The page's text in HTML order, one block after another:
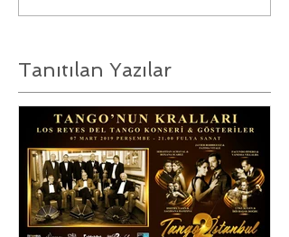
Tanıtılan Yazılar